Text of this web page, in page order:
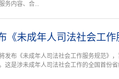
务内容、合...
《未成年人司法社会工作
发布《未成年人司法社会工作服务规范》
这是涉未成年人司法社会工作的全国首份省